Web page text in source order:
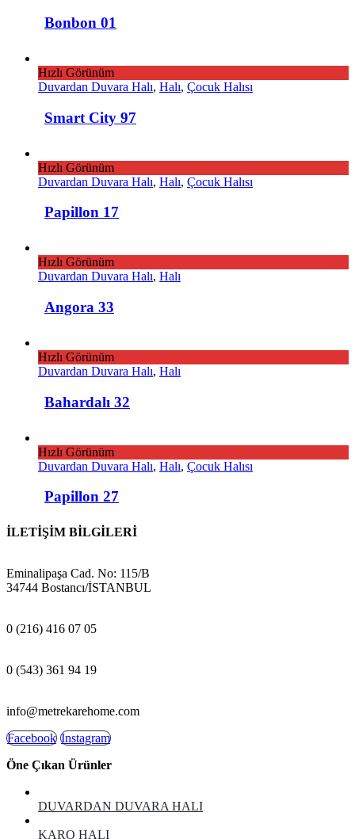
Bonbon 01
Hızlı Görünüm
Duvardan Duvara Halı, Halı, Çocuk Halısı
Smart City 97
Hızlı Görünüm
Duvardan Duvara Halı, Halı, Çocuk Halısı
Papillon 17
Hızlı Görünüm
Duvardan Duvara Halı, Halı
Angora 33
Hızlı Görünüm
Duvardan Duvara Halı, Halı
Bahardalı 32
Hızlı Görünüm
Duvardan Duvara Halı, Halı, Çocuk Halısı
Papillon 27
İLETİŞİM BİLGİLERİ
Eminalipaşa Cad. No: 115/B
34744 Bostancı/İSTANBUL
0 (216) 416 07 05
0 (543) 361 94 19
info@metrekarehome.com
Facebook Instagram
Öne Çıkan Ürünler
DUVARDAN DUVARA HALI
KARO HALI